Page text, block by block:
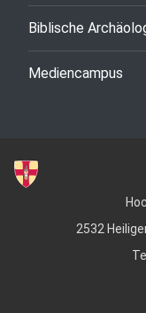
Biblische
Mediencampus
2532